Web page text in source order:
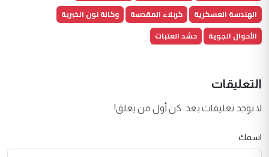
الهندسة العسكرية
كربلاء المقدسة
وكالة نون الخبرية
الأحوال الجوية
حشد العتبات
التعليقات
لا توجد تعليقات بعد. كن أول من يعلق!
اسمك